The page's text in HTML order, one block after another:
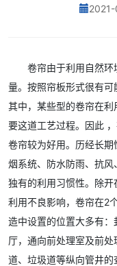
卷帘由于利用自然
量。按照帘板形式很有
其中，某些型的卷帘在
要这道工艺过程。因此
卷帘较为好用。历经长
烟系统、防水防雨、抗
独有的利用习惯性。除
利用不良影响，卷帘在2
造中设置的位置大多有
厅，通向前处理室及前
道、垃圾道等纵向管井